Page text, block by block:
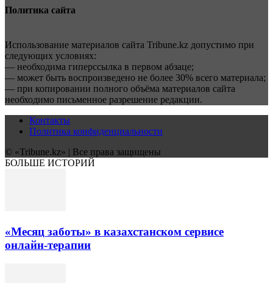
Политика сайта
Использование материалов сайта Tribune.kz допустимо при
следующих условиях:
— необходима гиперссылка в первом абзаце;
— может быть воспроизведено не более 30% всего материала;
— при копировании полного объёма материалов сайта
необходимо письменное разрешение редакции.
Контакты
Политика конфиденциальности
© «Tribune.kz» | Все права защищены
БОЛЬШЕ ИСТОРИЙ
«Месяц заботы» в казахстанском сервисе
онлайн-терапии